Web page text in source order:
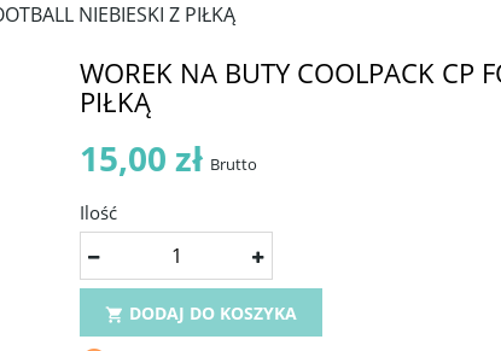
NIEBIESKI Z PIŁKĄ
WOREK NA BUTY COOLPACK CP
PIŁKĄ
15,00 zł Brutto
Ilość
 DODAJ DO KOSZYKA